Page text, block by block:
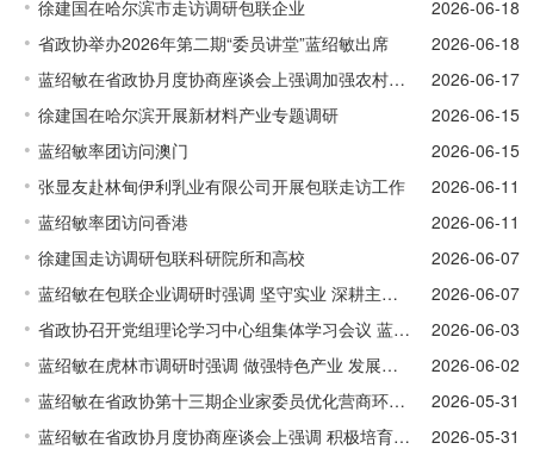
徐建国在哈尔滨市走访调研包联企业
2026-06-18
省政协举办2026年第二期“委员讲堂”蓝绍敏出席
2026-06-18
蓝绍敏在省政协月度协商座谈会上强调加强农村公共文化服务体系建设 促进优质文化资源直达基层
2026-06-17
徐建国在哈尔滨开展新材料产业专题调研
2026-06-15
蓝绍敏率团访问澳门
2026-06-15
张显友赴林甸伊利乳业有限公司开展包联走访工作
2026-06-11
蓝绍敏率团访问香港
2026-06-11
徐建国走访调研包联科研院所和高校
2026-06-07
蓝绍敏在包联企业调研时强调 坚守实业 深耕主业 为龙江高质量振兴发展贡献更多科创力量
2026-06-07
省政协召开党组理论学习中心组集体学习会议 蓝绍敏主持并讲话
2026-06-03
蓝绍敏在虎林市调研时强调 做强特色产业 发展县域经济
2026-06-02
蓝绍敏在省政协第十三期企业家委员优化营商环境建言资政沙龙上强调坚持企业需求导向 提升政务服务供给效能
2026-05-31
蓝绍敏在省政协月度协商座谈会上强调 积极培育农业新质生产力 赋能现代化大农业高质量发展
2026-05-31